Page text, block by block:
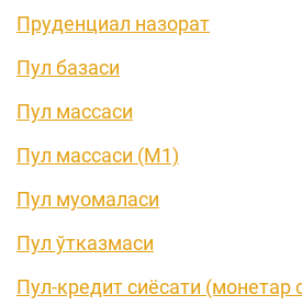
Пруденциал назорат
Пул базаси
Пул массаси
Пул массаси (М1)
Пул муомаласи
Пул ўтказмаси
Пул-кредит сиёсати (монетар